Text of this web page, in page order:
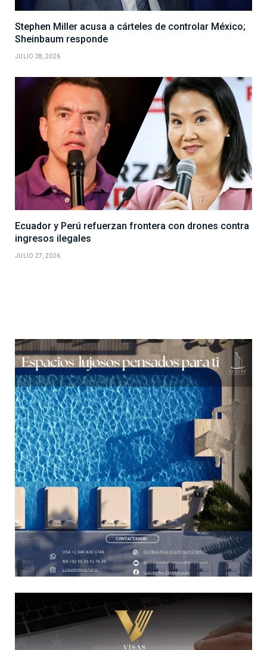
Stephen Miller acusa a cárteles de controlar México;
Sheinbaum responde
JULIO 28, 2026
Ecuador y Perú refuerzan frontera con drones contra
ingresos ilegales
JULIO 27, 2026